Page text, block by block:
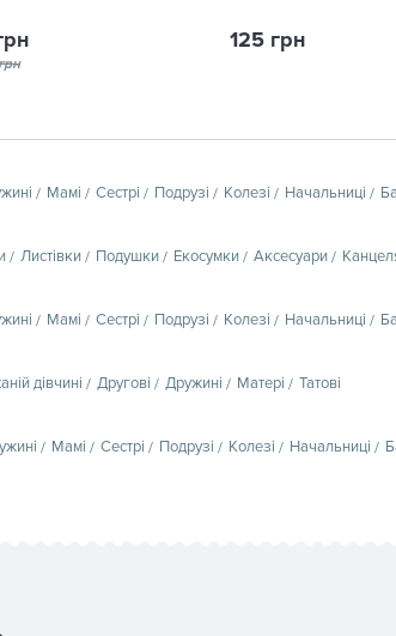
125 грн
Мамі Сестрі Подрузі Колезі Начальниці
Листівки Подушки Екосумки Аксесуари
Мамі Сестрі Подрузі Колезі Начальниці
дівчині Другові Дружині Матері Татові
Мамі Сестрі Подрузі Колезі Начальниці